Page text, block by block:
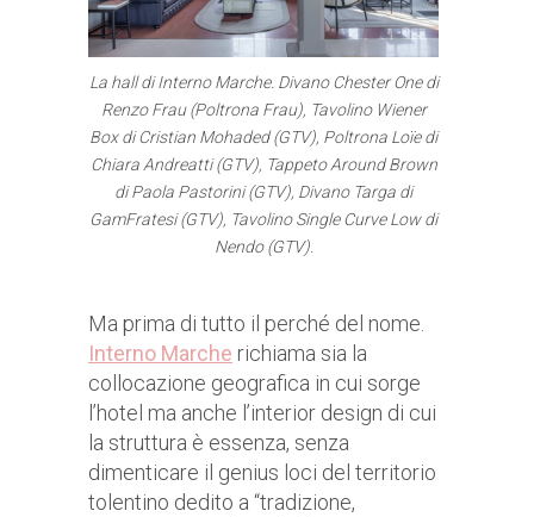
La hall di Interno Marche. Divano Chester One di
Renzo Frau (Poltrona Frau), Tavolino Wiener
Box di Cristian Mohaded (GTV), Poltrona Loïe di
Chiara Andreatti (GTV), Tappeto Around Brown
di Paola Pastorini (GTV), Divano Targa di
GamFratesi (GTV), Tavolino Single Curve Low di
Nendo (GTV).
Ma prima di tutto il perché del nome.
Interno Marche richiama sia la
collocazione geografica in cui sorge
l’hotel ma anche l’interior design di cui
la struttura è essenza, senza
dimenticare il genius loci del territorio
tolentino dedito a “tradizione,